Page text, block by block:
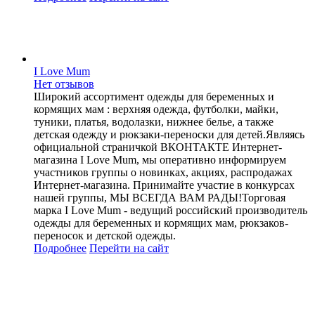
I Love Mum
Нет отзывов
Широкий ассортимент одежды для беременных и
кормящих мам : верхняя одежда, футболки, майки,
туники, платья, водолазки, нижнее белье, а также
детская одежду и рюкзаки-переноски для детей.Являясь
официальной страничкой ВКОНТАКТЕ Интернет-
магазина I Love Mum, мы оперативно информируем
участников группы о новинках, акциях, распродажах
Интернет-магазина. Принимайте участие в конкурсах
нашей группы, МЫ ВСЕГДА ВАМ РАДЫ!Торговая
марка I Love Mum - ведущий российский производитель
одежды для беременных и кормящих мам, рюкзаков-
переносок и детской одежды.
Подробнее Перейти на сайт